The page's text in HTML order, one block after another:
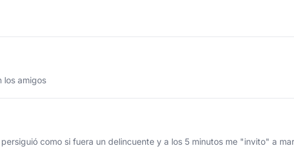
los amigos
como si fuera un delincuente y a los 5 minutos me "invito" a